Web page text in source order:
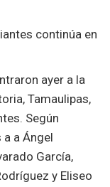
continúa en
ayer a la
Tamaulipas,
Según
a Ángel
García,
y Eliseo